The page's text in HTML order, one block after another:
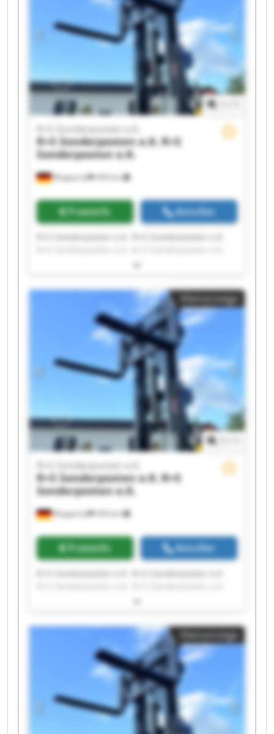
R+S Sonderposten e.K. R+S Sonderposten e.K.
R+S Sonderposten e.K. R+S Sonderposten e.K.
Wuppertal 494 km
R+S Sonderposten e.K.
R+S Sonderposten e.K. R+S
Sonderposten e.K.
Preisinfo Anrufen
R+S Sonderposten e.K. R+S Sonderposten e.K.
R+S Sonderposten e.K. R+S Sonderposten e.K.
R+S Sonderposten e.K. R+S Sonderposten e.K.
R+S Sonderposten e.K. R+S Sonderposten e.K.
R+S Sonderposten e.K. R+S Sonderposten e.K.
R+S Sonderposten e.K. R+S Sonderposten e.K.
R+S Sonderposten e.K. R+S Sonderposten e.K.
Kleinanzeige
Wuppertal 494 km
R+S Sonderposten e.K.
R+S Sonderposten e.K. R+S
Sonderposten e.K.
Preisinfo Anrufen
R+S Sonderposten e.K. R+S Sonderposten e.K.
R+S Sonderposten e.K. R+S Sonderposten e.K.
R+S Sonderposten e.K. R+S Sonderposten e.K.
R+S Sonderposten e.K. R+S Sonderposten e.K.
R+S Sonderposten e.K. R+S Sonderposten e.K.
R+S Sonderposten e.K. R+S Sonderposten e.K.
R+S Sonderposten e.K. R+S Sonderposten e.K.
Kleinanzeige